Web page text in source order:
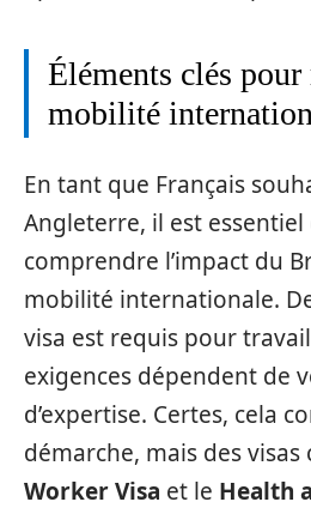
Éléments clés pour
mobilité
En tant que Français
Angleterre, il est essentiel
comprendre l’impact du
mobilité internationale.
visa est requis pour
exigences dépendent de
d’expertise. Certes, cela
démarche, mais des visas
Worker Visa et le Health